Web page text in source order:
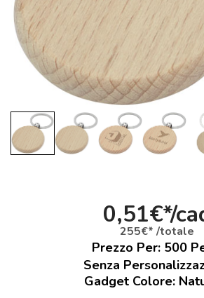
0,51€*/
255€* /totale
Prezzo Per: 500
Senza
Gadget Colore: